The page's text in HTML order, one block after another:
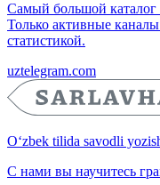
Самый большой каталог
Только активные
статистикой.
uztelegram.com
O‘zbek tilida savodli
С нами вы научитесь